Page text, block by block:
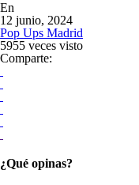
En
12 junio, 2024
Pop Ups Madrid
5955 veces visto
Comparte:
¿Qué opinas?